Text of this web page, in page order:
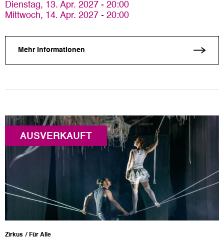
Dienstag, 13. Apr. 2027 - 20:00
Mittwoch, 14. Apr. 2027 - 20:00
Mehr Informationen
AUSVERKAUFT
Zirkus Für Alle